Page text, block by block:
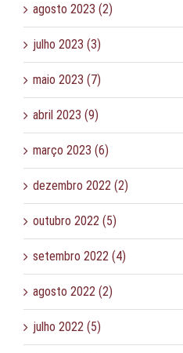
agosto 2023 (2)
julho 2023 (3)
maio 2023 (7)
abril 2023 (9)
março 2023 (6)
dezembro 2022 (2)
outubro 2022 (5)
setembro 2022 (4)
agosto 2022 (2)
julho 2022 (5)